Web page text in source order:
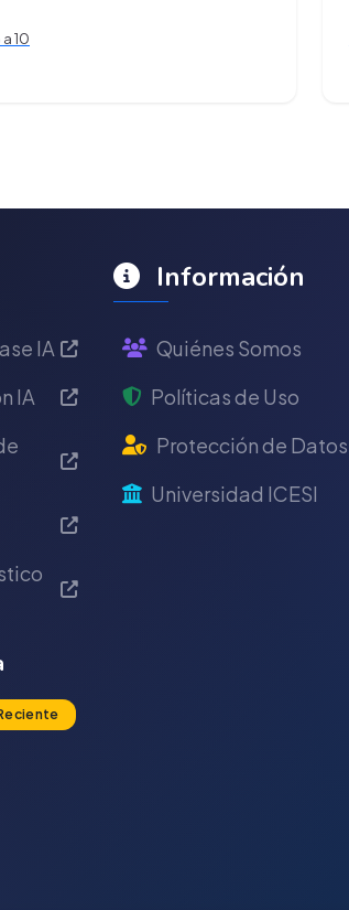
a 10
IA
IA
Información
Quiénes Somos
Políticas de Uso
Protección de Datos
Universidad ICESI